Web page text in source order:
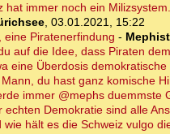
hat immer noch ein
, 03.01.2021, 15:22
eine Piratenerfindung -
auf die Idee, dass Piraten
eine Überdosis
du hast ganz komische
immer @mephs duemmste
echten Demokratie sind alle
wie hält es die Schweiz vulgo